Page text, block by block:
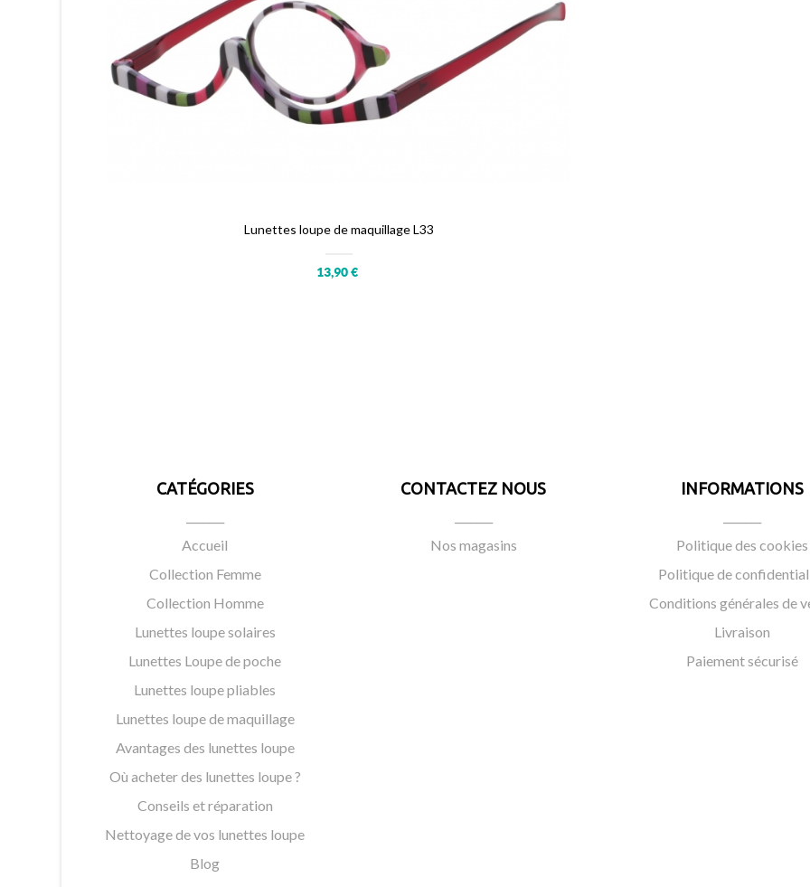
- Précision Optique pour une Beauté Éclatante
Explorez l'art du maquillage avec notre collection de lunettes loupe spécialement conçues pour sublimer votre routine
et détaillée, vous permettant de perfectionner chaque nuance avec confiance et élégance.
Caractéristiques Principales :
Nos lunettes loupe de maquillage sont équipées de lentilles optiques de haute précision,
Différentes Puissances Disponibles :Disponibles dans différentes puissances, ces lunettes loupe vous permettent de
La légèreté et l'ajustement confortable font de ces lunettes loupe l'accessoire idéal pour
Transformez votre routine de maquillage avec nos lunettes loupe spécialement conçues pour la précision optique.
Lunettes loupe de maquillage L33
13,90 €
CATÉGORIES
Accueil
Collection Femme
Collection Homme
Lunettes loupe solaires
Lunettes Loupe de poche
Lunettes loupe pliables
Lunettes loupe de maquillage
Avantages des lunettes loupe
Où acheter des lunettes loupe ?
Conseils et réparation
Nettoyage de vos lunettes loupe
Blog
CONTACTEZ NOUS
Nos magasins
INFORMATIONS
Politique des cookies
Politique de
Conditions générales de
Livraison
Paiement sécurisé